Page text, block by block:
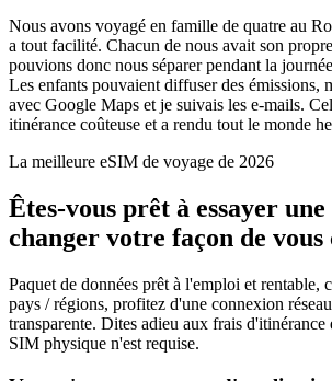
Nous avons voyagé en famille de quatre au
a tout facilité. Chacun de nous avait son
pouvions donc nous séparer pendant la
Les enfants pouvaient diffuser des émissions,
avec Google Maps et je suivais les e-mails.
itinérance coûteuse et a rendu tout le monde
La meilleure eSIM de voyage de 2026
Êtes-vous prêt à essayer
changer votre façon de vous
Paquet de données prêt à l'emploi et rentable,
pays / régions, profitez d'une connexion
transparente. Dites adieu aux frais d'itinérance
SIM physique n'est requise.